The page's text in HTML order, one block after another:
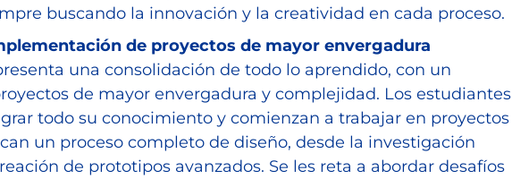
buscando la innovación y la creatividad en cada proceso.
de proyectos de mayor envergadura
una consolidación de todo lo aprendido, con un
de mayor envergadura y complejidad. Los estudiantes
todo su conocimiento y comienzan a trabajar en proyectos
un proceso completo de diseño, desde la investigación
de prototipos avanzados. Se les reta a abordar desafíos